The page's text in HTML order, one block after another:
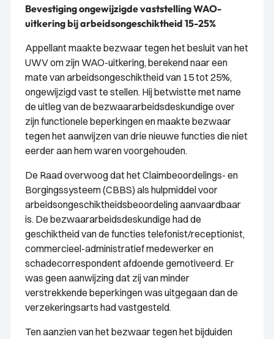
Bevestiging ongewijzigde vaststelling WAO-
uitkering bij arbeidsongeschiktheid 15-25%
Appellant maakte bezwaar tegen het besluit van het
UWV om zijn WAO-uitkering, berekend naar een
mate van arbeidsongeschiktheid van 15 tot 25%,
ongewijzigd vast te stellen. Hij betwistte met name
de uitleg van de bezwaararbeidsdeskundige over
zijn functionele beperkingen en maakte bezwaar
tegen het aanwijzen van drie nieuwe functies die niet
eerder aan hem waren voorgehouden.
De Raad overwoog dat het Claimbeoordelings- en
Borgingssysteem (CBBS) als hulpmiddel voor
arbeidsongeschiktheidsbeoordeling aanvaardbaar
is. De bezwaararbeidsdeskundige had de
geschiktheid van de functies telefonist/receptionist,
commercieel-administratief medewerker en
schadecorrespondent afdoende gemotiveerd. Er
was geen aanwijzing dat zij van minder
verstrekkende beperkingen was uitgegaan dan de
verzekeringsarts had vastgesteld.
Ten aanzien van het bezwaar tegen het bijduiden